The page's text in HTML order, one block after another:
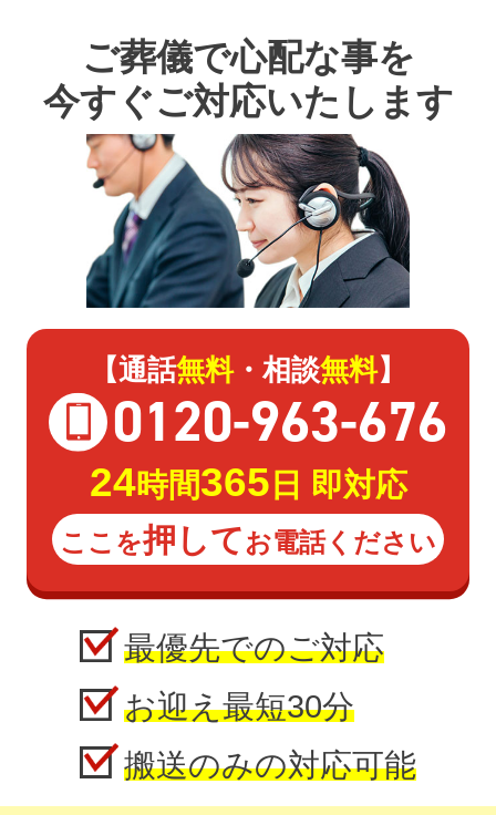
ご葬儀で心配な事を
今すぐご対応いたします
【通話無料・相談無料】
0120-963-676
24時間365 日 即対応
ここを押してお電話ください
最優先でのご対応
お迎え最短30分
搬送のみの対応可能